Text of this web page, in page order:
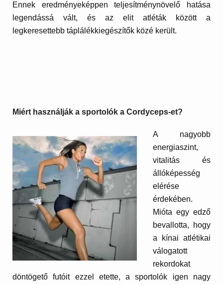
Ennek eredményeképpen teljesítménynövelő hatása
legendássá vált, és az elit atléták között a
legkeresettebb táplálékkiegészítők közé került.
Miért használják a sportolók a Cordyceps-et?
A nagyobb
energiaszint,
vitalitás és
állóképesség
elérése
érdekében.
Mióta egy edző
bevallotta, hogy
a kínai atlétikai
válogatott
rekordokat
döntögető futóit ezzel etette, a sportolók igen nagy